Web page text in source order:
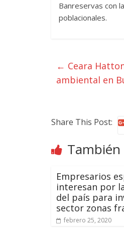
Banreservas con
poblacionales.
← Ceara
ambiental en
Share This Post:
Empresarios
interesan por
del país para
sector zonas
febrero 25, 2020